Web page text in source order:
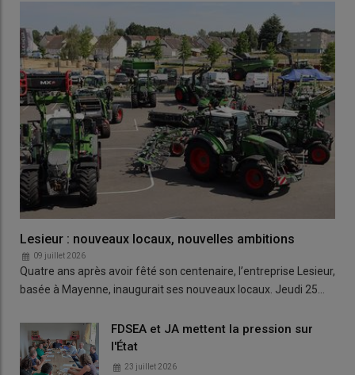
Lesieur : nouveaux locaux, nouvelles ambitions
09 juillet 2026
Quatre ans après avoir fêté son centenaire, l’entreprise Lesieur,
basée à Mayenne, inaugurait ses nouveaux locaux. Jeudi 25…
FDSEA et JA mettent la pression sur
l'État
23 juillet 2026